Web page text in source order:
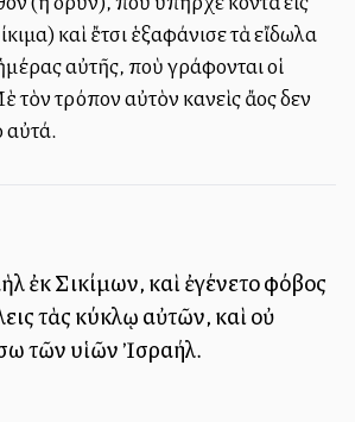
καὶ ἔτσι ἑξαφάνισε τὰ εἴδωλα
αὐτῆς, ποὺ γράφονται οἱ
τρόπον αὐτὸν κανεὶς ἄλλος δεν
αὐτά.
ἐκ Σικίμων, καὶ ἐγένετο φόβος
τὰς κύκλῳ αὐτῶν, καὶ οὐ
τῶν υἱῶν Ἰσραήλ.